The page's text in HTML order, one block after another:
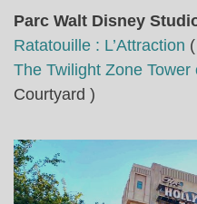
Parc Walt Disney
Ratatouille : L’Attraction
The Twilight Zone
Courtyard )